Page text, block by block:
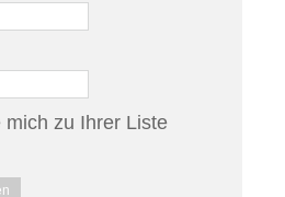
mich zu Ihrer Liste